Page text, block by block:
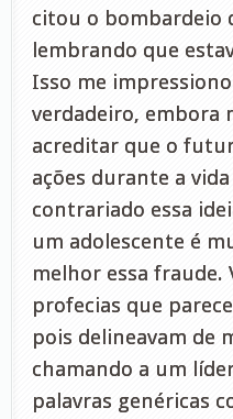
citou o bombardeio
lembrando que
Isso me
verdadeiro, embora
acreditar que o
ações durante a
contrariado essa
um adolescente é
melhor essa fraude.
profecias que
pois delineavam de
chamando a um
palavras genéricas